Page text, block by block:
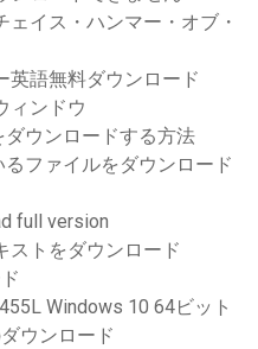
イス・ハンマー・オブ・
英語無料ダウンロード
ィンドウ
ダウンロードする方法
ファイルをダウンロード
full version
ストをダウンロード
Windows 10 64ビット
ウンロード